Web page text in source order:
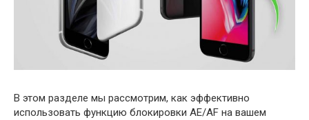
В этом разделе мы рассмотрим, как эффективно
использовать функцию блокировки AE/AF на вашем